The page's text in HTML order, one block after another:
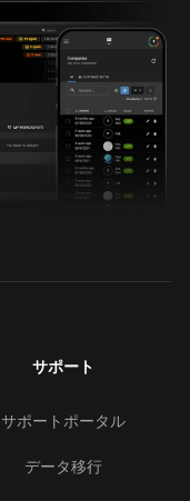
サポート
サポートポータル
データ移行